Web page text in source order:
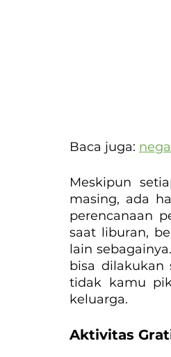
Baca juga:
Meskipun
masing, ada
perencanaan
saat liburan,
lain
bisa dilakukan
tidak kamu
keluarga.
Aktivitas